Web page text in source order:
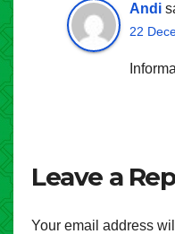
Andi
22
Leave a
Your email address